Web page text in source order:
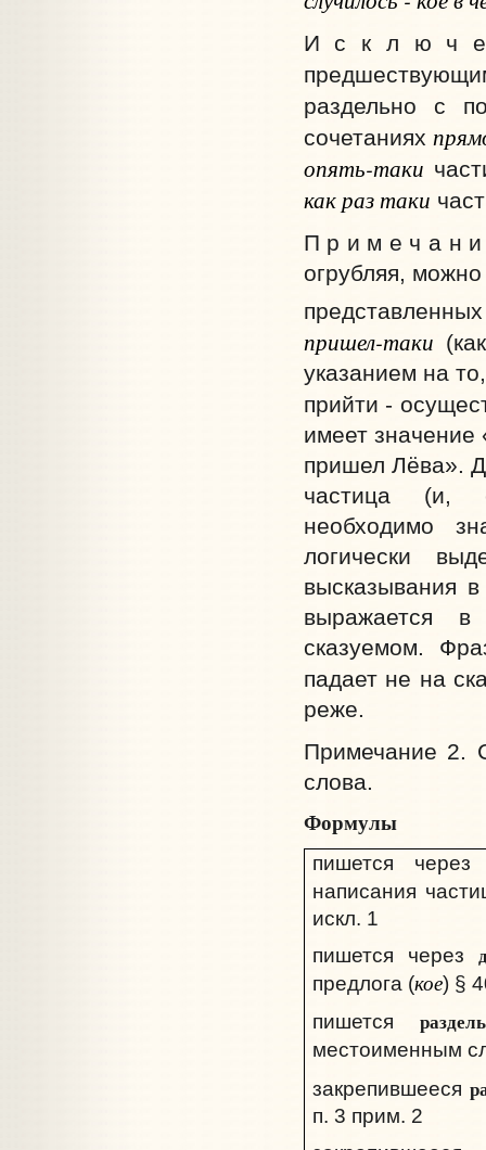
И с к л ю ч
раздельно с
сочетаниях
опять-таки
как раз таки
П р и м е ч а н
огрубляя,
пришел-таки
указанием на
прийти -
имеет значение
пришел Лёва».
частица (и,
необходимо
логически
высказывания
выражается в
сказуемом.
падает не на
реже.
Примечание 2.
слова.
Формулы
пишется
написания
искл. 1
пишется через
предлога (кое) §
пишется
местоименным
закрепившееся
п. 3 прим. 2